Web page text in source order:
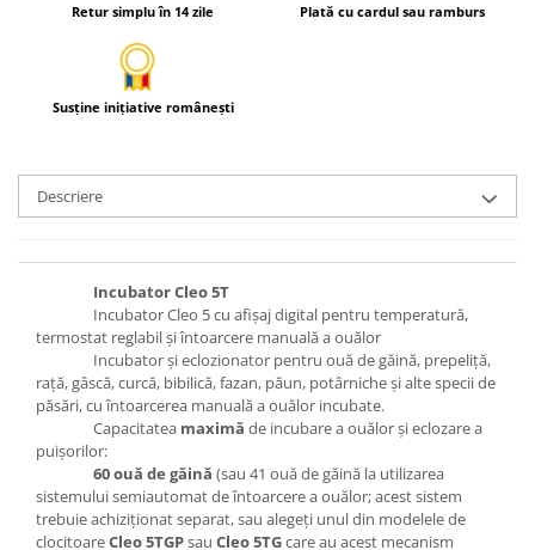
Retur simplu în 14 zile Plată cu cardul sau ramburs
Susține inițiative românești
Descriere
Incubator Cleo 5T
Incubator Cleo 5 cu afişaj digital pentru temperatură,
termostat reglabil şi întoarcere manuală a ouălor
Incubator şi eclozionator pentru ouă de găină, prepeliţă,
raţă, gâscă, curcă, bibilică, fazan, păun, potârniche şi alte specii de
păsări, cu întoarcerea manuală a ouălor incubate.
Capacitatea maximă de incubare a ouălor şi eclozare a
puişorilor:
60 ouă de găină (sau 41 ouă de găină la utilizarea
sistemului semiautomat de întoarcere a ouălor; acest sistem
trebuie achiziţionat separat, sau alegeţi unul din modelele de
clocitoareCleo 5TGPsau Cleo 5TGcare au acest mecanism